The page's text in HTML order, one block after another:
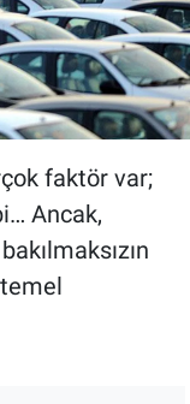
faktör var;
Ancak,